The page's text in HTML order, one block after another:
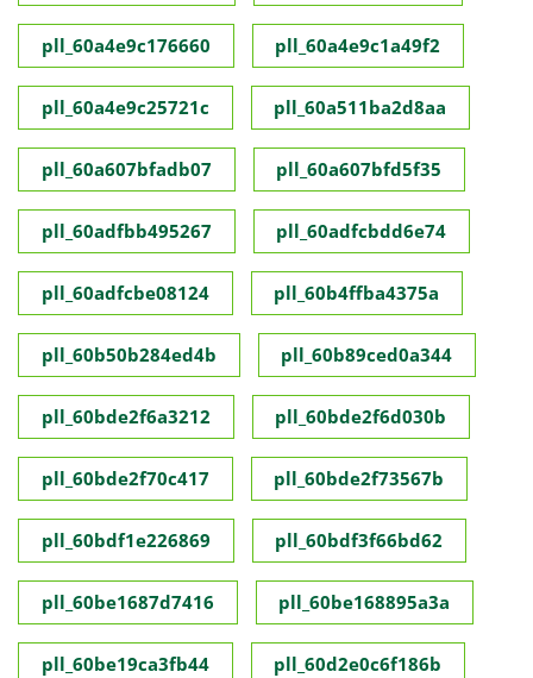
pll_60a4e9c176660 pll_60a4e9c1a49f2
pll_60a4e9c25721c pll_60a511ba2d8aa
pll_60a607bfadb07 pll_60a607bfd5f35
pll_60adfbb495267 pll_60adfcbdd6e74
pll_60adfcbe08124 pll_60b4ffba4375a
pll_60b50b284ed4b pll_60b89ced0a344
pll_60bde2f6a3212 pll_60bde2f6d030b
pll_60bde2f70c417 pll_60bde2f73567b
pll_60bdf1e226869 pll_60bdf3f66bd62
pll_60be1687d7416 pll_60be168895a3a
pll_60be19ca3fb44 pll_60d2e0c6f186b